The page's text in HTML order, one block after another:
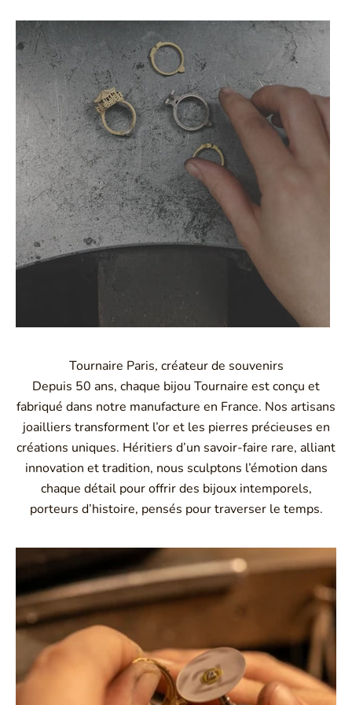
Tournaire Paris, créateur de souvenirs
Depuis 50 ans, chaque bijou Tournaire est conçu et
fabriqué dans notre manufacture en France. Nos artisans
joailliers transforment l’or et les pierres précieuses en
créations uniques. Héritiers d’un savoir-faire rare, alliant
innovation et tradition, nous sculptons l’émotion dans
chaque détail pour offrir des bijoux intemporels,
porteurs d’histoire, pensés pour traverser le temps.
Montbrison, Lyon, Paris
Philippe & mathieu tournaire